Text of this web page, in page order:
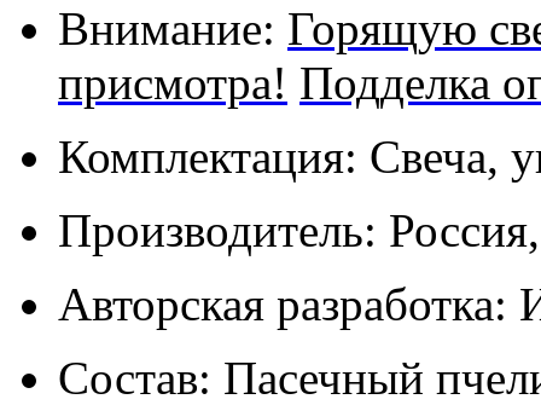
Внимание: Горящую
присмотра! Подделка
Комплектация: Свеча,
Производитель:
Авторская
Состав: Пасечный